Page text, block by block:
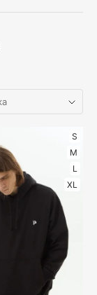
S
M
L
XL